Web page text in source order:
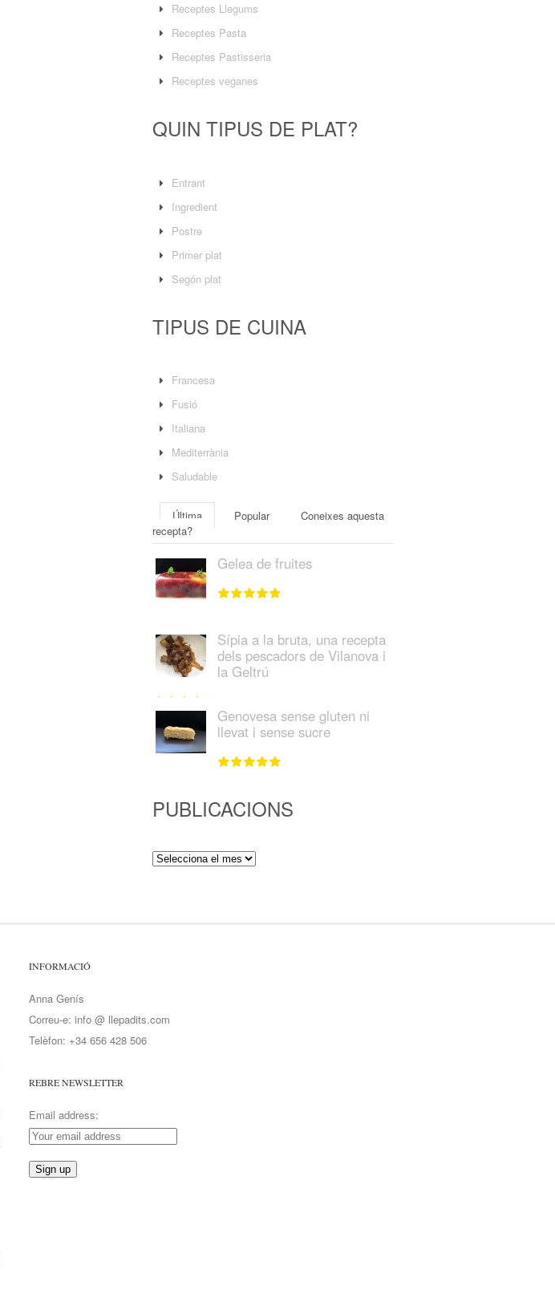
Receptes Llegums
Receptes Pasta
Receptes Pastisseria
Receptes veganes
QUIN TIPUS DE PLAT?
Entrant
Ingredient
Postre
Primer plat
Segón plat
TIPUS DE CUINA
Francesa
Fusió
Italiana
Mediterrània
Saludable
Última Popular
Coneixes aquesta
recepta?
Gelea de fruites
Sípia a la bruta, una recepta
dels pescadors de Vilanova i
la Geltrú
Genovesa sense gluten ni
llevat i sense sucre
PUBLICACIONS
Publicacions
INFORMACIÓ
Anna Genís
Correu-e: info @ llepadits.com
Telèfon: +34 656 428 506
REBRE NEWSLETTER
Email address: